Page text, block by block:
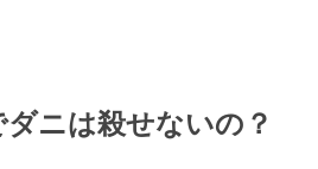
ニは殺せないの？